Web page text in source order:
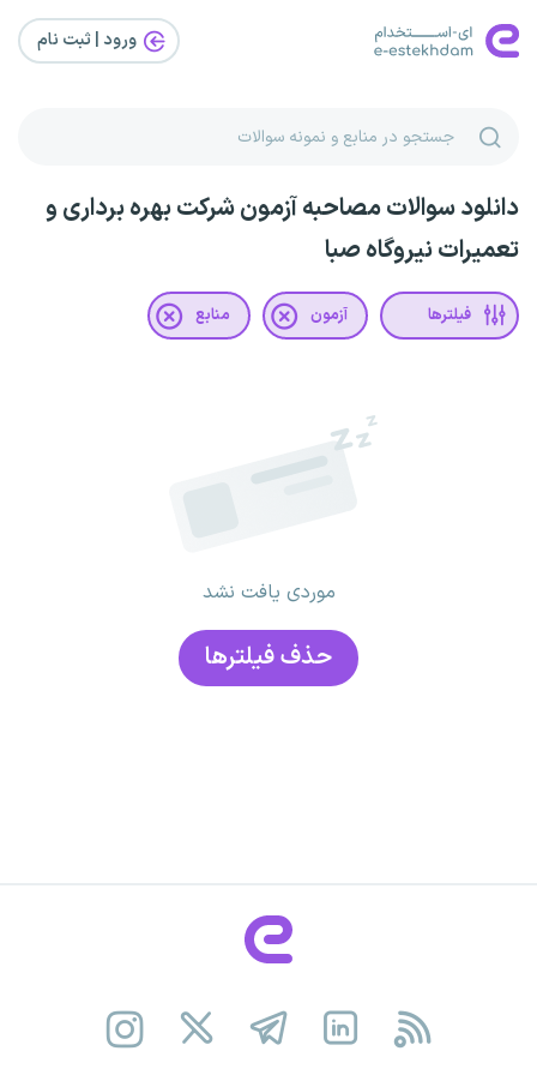
ورود | ثبت‌ نام
دانلود سوالات مصاحبه آزمون شرکت بهره برداری و
تعمیرات نیروگاه صبا
فیلترها آزمون منابع
موردی یافت نشد
حذف فیلتر‌ها